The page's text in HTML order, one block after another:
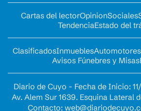
Cartas del lectorOpinionSociales
TendenciaEstado del
ClasificadosInmueblesAutomotores
Avisos Fúnebres y Misas
Diario de Cuyo - Fecha de Inicio:
Av. Alem Sur 1639. Esquina Lateral
Contacto: